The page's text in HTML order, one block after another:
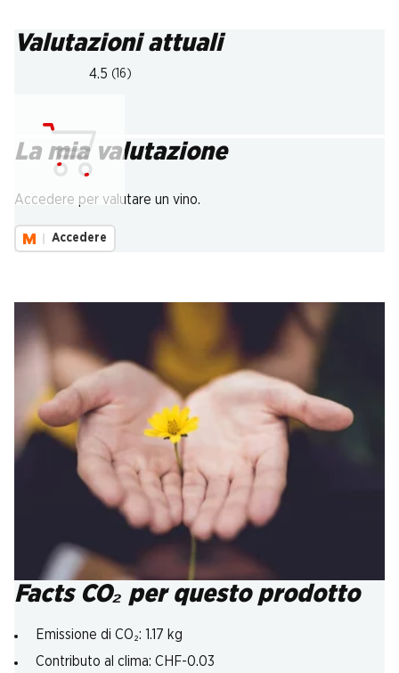
Valutazioni attuali
4.5 (16)
La mia valutazione
Accedere per valutare un vino.
Accedere
Facts CO₂ per questo prodotto
Emissione di CO₂: 1.17 kg
Contributo al clima: CHF-0.03